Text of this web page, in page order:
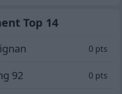
Top 14
0 pts
92 0 pts